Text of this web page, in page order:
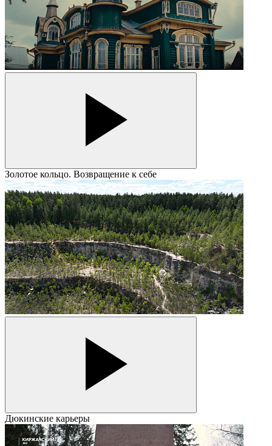
Золотое кольцо. Возвращение к себе
Дюкинские карьеры